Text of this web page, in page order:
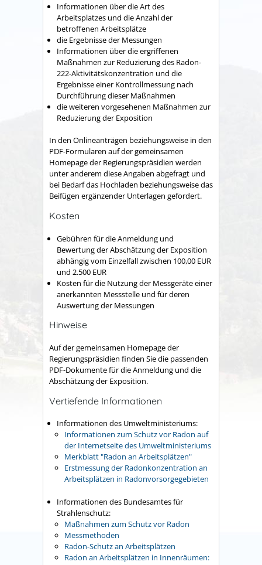
Informationen über die Art des
Arbeitsplatzes und die Anzahl der
betroffenen Arbeitsplätze
die Ergebnisse der Messungen
Informationen über die ergriffenen
Maßnahmen zur Reduzierung des Radon-
222-Aktivitätskonzentration und die
Ergebnisse einer Kontrollmessung nach
Durchführung dieser Maßnahmen
die weiteren vorgesehenen Maßnahmen zur
Reduzierung der Exposition
In den Onlineanträgen beziehungsweise in den
PDF-Formularen aufder gemeinsamen
Homepage der Regierungspräsidien werden
unter anderem diese Angaben abgefragt und
bei Bedarf das Hochladen beziehungsweise das
Beifügen ergänzender Unterlagen gefordert.
Kosten
Gebühren für die Anmeldung und
Bewertung der Abschätzung der Exposition
abhängig vom Einzelfall zwischen 100,00 EUR
und 2.500 EUR
Kosten für die Nutzung der Messgeräte einer
anerkannten Messstelle und für deren
Auswertung der Messungen
Hinweise
Auf der gemeinsamen Homepage der
Regierungspräsidien finden Sie die passenden
PDF-Dokumente für die Anmeldung und die
Abschätzung der Exposition.
Vertiefende Informationen
Informationen des Umweltministeriums:
Informationen zum Schutz vor Radon auf
der Internetseite des Umweltministeriums
Merkblatt "Radon an Arbeitsplätzen"
Erstmessung der Radonkonzentration an
Arbeitsplätzen in Radonvorsorgegebieten
Informationen des Bundesamtes für
Strahlenschutz:
Maßnahmen zum Schutz vor Radon
Messmethoden
Radon-Schutz an Arbeitsplätzen
Radon an Arbeitsplätzen in Innenräumen: